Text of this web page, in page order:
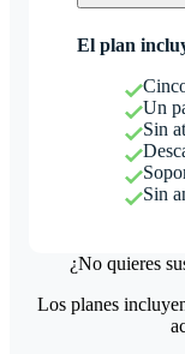
El plan
Un
Sin
Sin
¿No quieres
Los planes